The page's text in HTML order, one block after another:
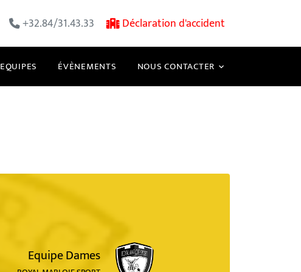
+32.84/31.43.33 Déclaration d'accident
EQUIPES ÉVÈNEMENTS NOUS CONTACTER
Equipe Dames